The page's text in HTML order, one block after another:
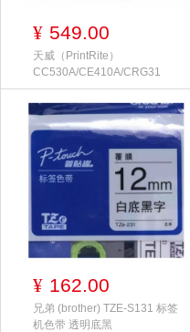
¥ 549.00
天威（PrintRite）
CC530A/CE410A/CRG31
¥ 162.00
兄弟 (brother) TZE-S131 标签
机色带 透明底黑